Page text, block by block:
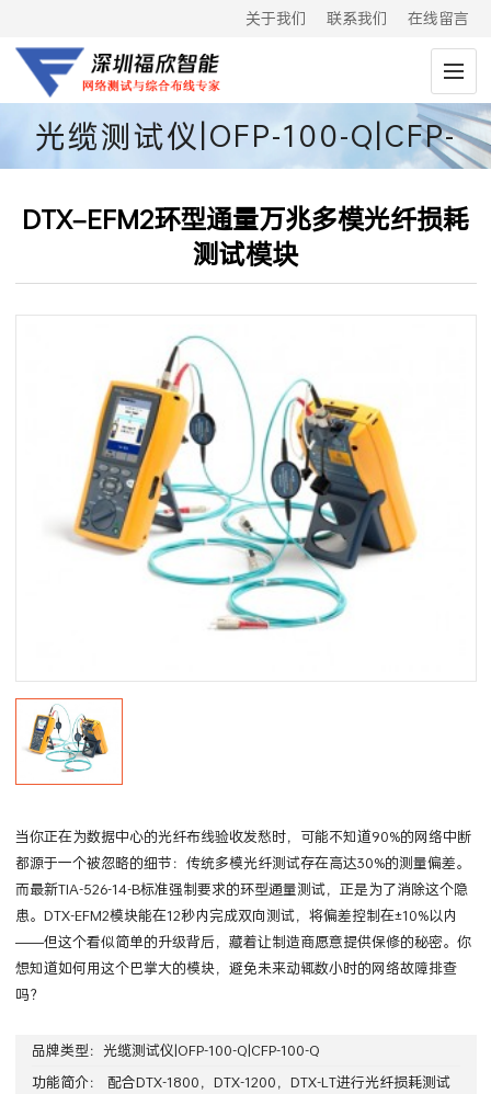
关于我们 联系我们 在线留言
光缆测试仪|OFP-100-Q|CFP-
100-Q
DTX–EFM2环型通量万兆多模光纤损耗
测试模块
当你正在为数据中心的光纤布线验收发愁时，可能不知道90%的网络中断
都源于一个被忽略的细节：传统多模光纤测试存在高达30%的测量偏差。
而最新TIA-526-14-B标准强制要求的环型通量测试，正是为了消除这个隐
患。DTX-EFM2模块能在12秒内完成双向测试，将偏差控制在±10%以内
——但这个看似简单的升级背后，藏着让制造商愿意提供保修的秘密。你
想知道如何用这个巴掌大的模块，避免未来动辄数小时的网络故障排查
吗？
品牌类型： 光缆测试仪|OFP-100-Q|CFP-100-Q
功能简介： 配合DTX-1800，DTX-1200，DTX-LT进行光纤损耗测试